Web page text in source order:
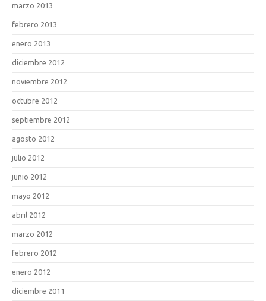
marzo 2013
febrero 2013
enero 2013
diciembre 2012
noviembre 2012
octubre 2012
septiembre 2012
agosto 2012
julio 2012
junio 2012
mayo 2012
abril 2012
marzo 2012
febrero 2012
enero 2012
diciembre 2011